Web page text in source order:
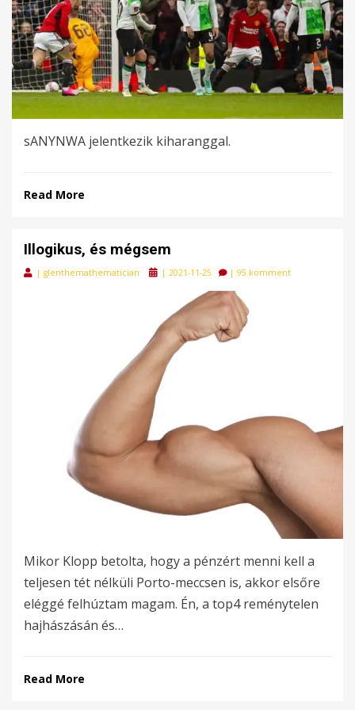
sANYNWA jelentkezik kiharanggal.
Read More
Illogikus, és mégsem
| glenthemathematician
Posted
| 2021-11-25 | 95 komment
Mikor Klopp betolta, hogy a pénzért menni kell a
teljesen tét nélküli Porto-meccsen is, akkor elsőre
eléggé felhúztam magam. Én, a top4 reménytelen
hajhászásán és…
Read More